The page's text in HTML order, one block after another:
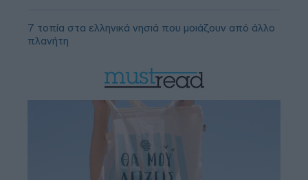
7 τοπία στα ελληνικά νησιά που μοιάζουν από άλλο
πλανήτη